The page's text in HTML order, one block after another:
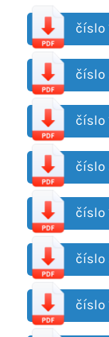
číslo
číslo
číslo
číslo
číslo
číslo
číslo